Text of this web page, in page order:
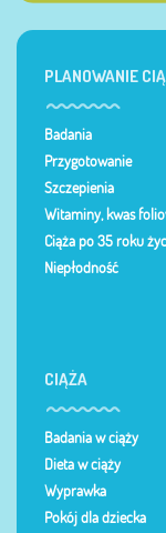
PLANOWANIE
Badania
Przygotowanie
Szczepienia
Witaminy, kwas
Ciąża po 35 roku
Niepłodność
CIĄŻA
Badania w ciąży
Dieta w ciąży
Wyprawka
Pokój dla dziecka